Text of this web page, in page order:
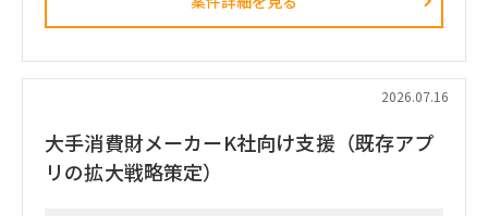
・市場環境分析、潜在市場規模（TAM、SAM）の推計、および
競合モデル調査を通じた成長戦略立案
ンス（BDD）の実行、および買収後のPMI支援
・財務モデリング（トップライン・コストの構成要素分解）を
・事業再生に向けた不採算事業の見直し、プロダクトポートフ
ォリオマネジメント、組織再編計画策定、および全社コスト削
減実行支援
2026.07.16
大手消費財メーカーK社向け支援（既存アプ
リの拡大戦略策定）